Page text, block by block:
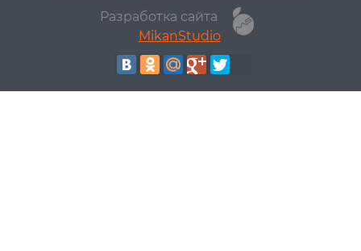
Разработка сайта
MikanStudio